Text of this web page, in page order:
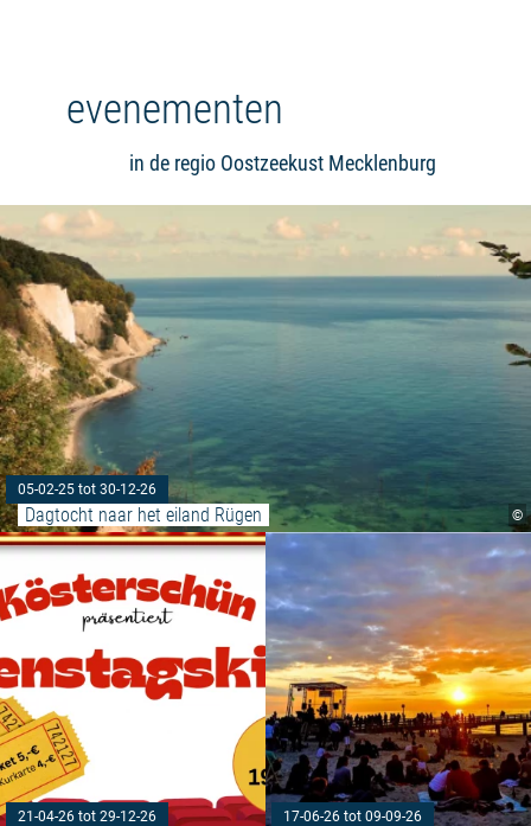
evenementen
in de regio Oostzeekust Mecklenburg
©
05-02-25 tot 30-12-26
Dagtocht naar het eiland Rügen
21-04-26 tot 29-12-26
Meer lezen: "Dinsdag bioscoop"
17-06-26 tot 09-09-26